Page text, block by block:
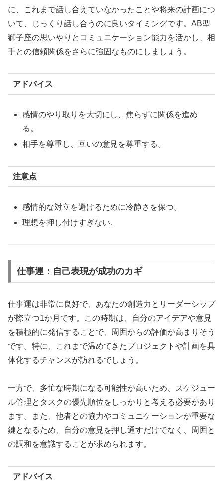
に、これまで話し合えていなかったことや将来の計画につ
いて、じっくり話し合うのに良いタイミングです。AB型
獅子座の思いやりとコミュニケーション能力を活かし、相
手との信頼関係をさらに強固なものにしましょう。
アドバイス
感情のやり取りを大切にし、焦らずに関係を進め
る。
相手を尊重し、互いの意見を尊重する。
注意点
感情的な対立を避けるために冷静さを保つ。
理想を押し付けすぎない。
仕事運：自己表現が成功のカギ
仕事運は非常に良好で、あなたの創造力とリーダーシップ
が際立つ1か月です。この時期は、自分のアイデアや意見
を積極的に発信することで、周囲からの評価が高まりそう
です。特に、これまで温めてきたプロジェクトや計画を具
体化するチャンスが訪れるでしょう。
一方で、多忙な時期になる可能性が高いため、スケジュー
ル管理とタスクの優先順位をしっかりと考える必要があり
ます。また、他者との協力やコミュニケーションが重要な
鍵となるため、自分の意見を押し通すだけでなく、周囲と
の調和を意識することが求められます。
アドバイス